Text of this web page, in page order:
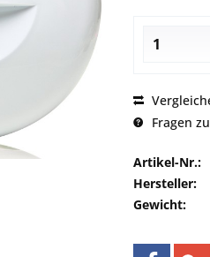
Fragen
Artikel-Nr.:
Hersteller:
Gewicht: